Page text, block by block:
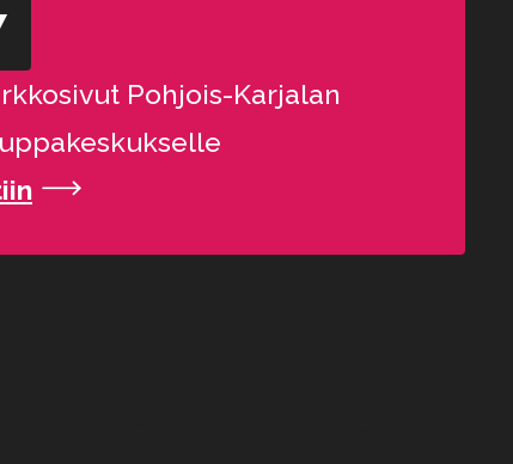
Pohjois-Karjalan